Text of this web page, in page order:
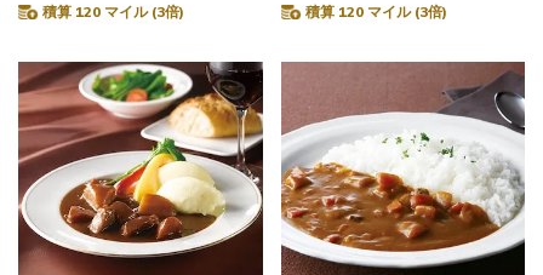
積算 120 マイル (3倍) 積算 120 マイル (3倍)